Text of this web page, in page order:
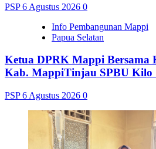
PSP6 Agustus 2026 0
Info Pembangunan Mappi
Papua Selatan
Ketua DPRK Mappi Bersama
Kab. MappiTinjau SPBU Kilo
PSP6 Agustus 2026 0